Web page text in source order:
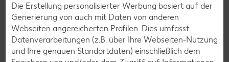
Bowle-Rezepte
Cocktail-Rezepte
Avocado-Rezepte
Erdbeer-Rezepte
Die Erstellung personalisierter Werbung basiert auf der
Generierung von auch mit Daten von anderen
Webseiten angereicherten Profilen. Dies umfasst
Datenverarbeitungen (z.B. über Ihre Webseiten-Nutzung
und Ihre genauen Standortdaten) einschließlich dem